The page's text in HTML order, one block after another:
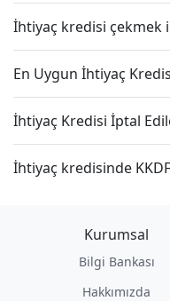
İhtiyaç kredisi çekmek
En Uygun İhtiyaç
İhtiyaç Kredisi İptal
İhtiyaç kredisinde
Kurumsal
Bilgi Bankası
Hakkımızda